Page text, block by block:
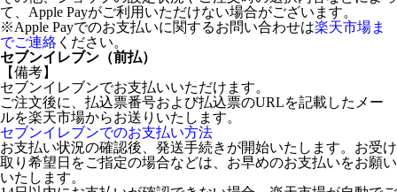
て、Apple Payがご利用いただけない場合がございます。
※Apple Payでのお支払いに関するお問い合わせは楽天市場ま
でご連絡 ください。
セブンイレブン（前払）
【備考】
セブンイレブンでお支払いいただけます。
ご注文後に、払込票番号および払込票のURLを記載したメー
ルを楽天市場からお送りいたします。
セブンイレブンでのお支払い方法
お支払い状況の確認後、発送手続きが開始いたします。お受け
取り希望日をご指定の場合などは、お早めのお支払いをお願い
いたします。